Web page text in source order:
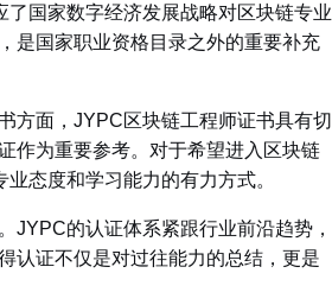
国家数字经济发展战略对区块链专业
是国家职业资格目录之外的重要补充
方面，JYPC区块链工程师证书具有切
作为重要参考。对于希望进入区块链
态度和学习能力的有力方式。
的认证体系紧跟行业前沿趋势，
认证不仅是对过往能力的总结，更是